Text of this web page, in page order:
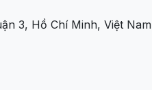
3, Hồ Chí Minh, Việt Nam